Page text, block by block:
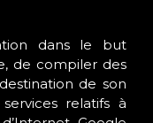
dans le but
de compiler des
de son
relatifs à